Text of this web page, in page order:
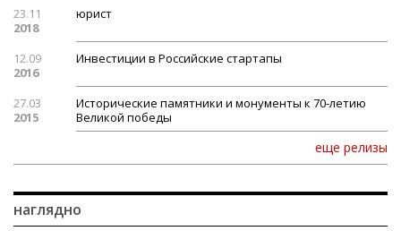
23.11
2018
юрист
12.09
2016
Инвестиции в Российские стартапы
27.03
2015
Исторические памятники и монументы к 70-летию
Великой победы
еще релизы
наглядно